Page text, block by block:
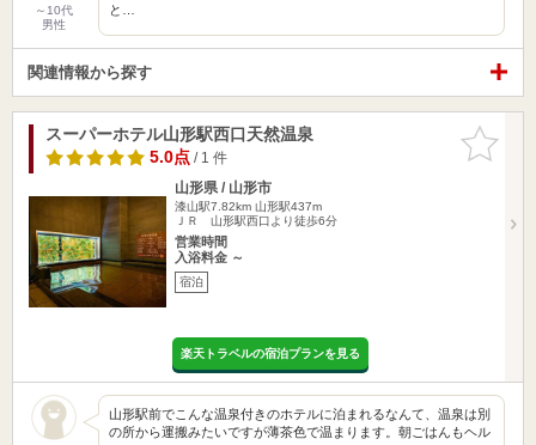
～10代
男性
と…
関連情報から探す
お気に入
りに追加
スーパーホテル山形駅西口天然温泉
5.0点/ 1 件
山形県 / 山形市
漆山駅7.82km 山形駅437m
ＪＲ 山形駅西口より徒歩6分
営業時間
入浴料金 ～
宿泊
楽天トラベルの宿泊プランを見る
山形駅前でこんな温泉付きのホテルに泊まれるなんて、温泉は別
の所から運搬みたいですが薄茶色で温まります。朝ごはんもヘル